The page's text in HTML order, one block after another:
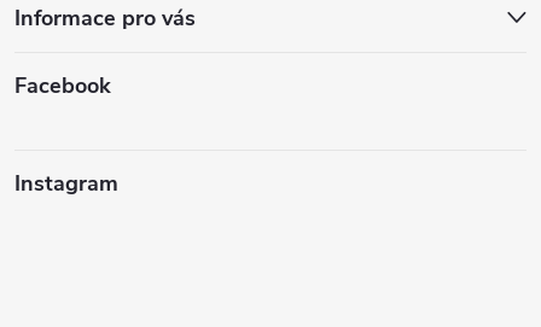
Informace pro vás
Facebook
Instagram